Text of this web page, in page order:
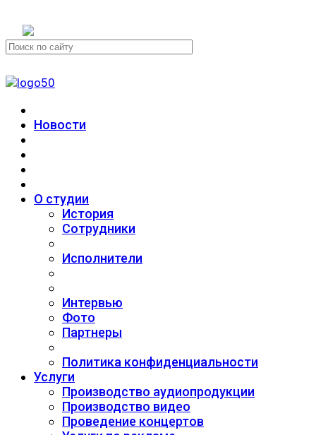
Новости
О студии
История
Сотрудники
Исполнители
Интервью
Фото
Партнеры
Политика конфиденциальности
Услуги
Производство аудиопродукции
Производство видео
Проведение концертов